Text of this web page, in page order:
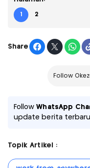
1 2
Share
Follow
FollowWhatsApp
update berita
Topik Artikel :